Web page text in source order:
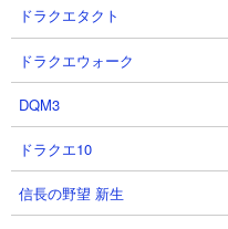
【攻略概要】
「hiro」さんの攻略動画です
おくん単体で。ゴム2種、キ
にゃんま、ガネーシャ、メガ
か攻撃的な編成。敵の本丸と
高い火力でしっかりと雑魚を
のマッチョを1体溶かせた時
ドラクエタクト
ドラクエウォーク
DQM3
ドラクエ10
信長の野望 新生